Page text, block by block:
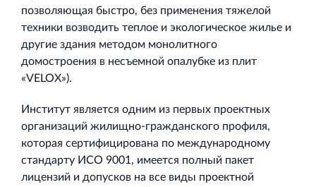
позволяющая быстро, без применения тяжелой
техники возводить теплое и экологическое жилье и
другие здания методом монолитного
домостроения в несъемной опалубке из плит
«VELOX»).
Институт является одним из первых проектных
организаций жилищно-гражданского профиля,
которая сертифицирована по международному
стандарту ИСО 9001, имеется полный пакет
лицензий и допусков на все виды проектной